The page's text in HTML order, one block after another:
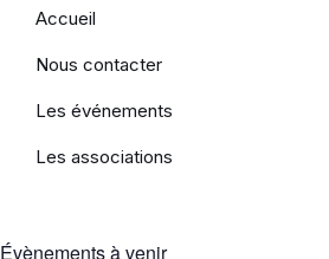
Accueil
Nous contacter
Les événements
Les associations
Évènements à venir